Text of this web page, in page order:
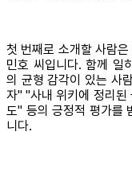
첫 번째로 소개할 사람
민호 씨입니다. 함께 일
의 균형 감각이 있는 사
자" "사내 위키에 정리된
도" 등의 긍정적 평가를
니다.